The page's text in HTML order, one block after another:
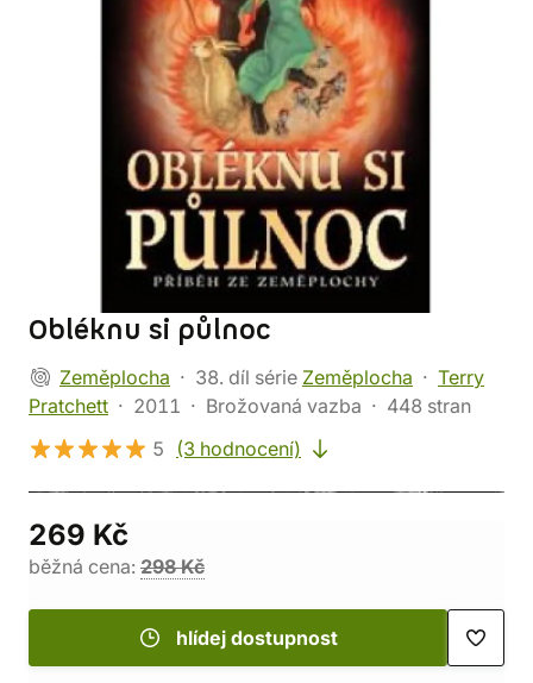
Obléknu si půlnoc
Zeměplocha 38. díl série Zeměplocha
Terry
Pratchett
2011 Brožovaná vazba
448 stran
5
(3 hodnocení)
269 Kč
běžná cena: 298 Kč
hlídej dostupnost